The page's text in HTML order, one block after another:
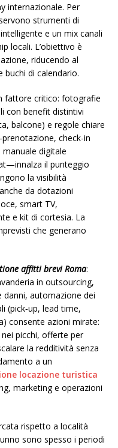
internazionale. Per
strumenti di
e un mix canali
locali. L’obiettivo è
riducendo al
buchi di calendario.
fattore critico: fotografie
con benefit distintivi
balcone) e regole chiare
check-in
digitale
il punteggio
la visibilità
da dotazioni
smart TV,
e kit di cortesia. La
che generano
affitti brevi Roma:
in outsourcing,
danni, automazione dei
(pick‑up, lead time,
consente azioni mirate:
picchi, offerte per
la redditività senza
a un
locazione turistica
marketing e operazioni
rispetto a località
sono spesso i periodi